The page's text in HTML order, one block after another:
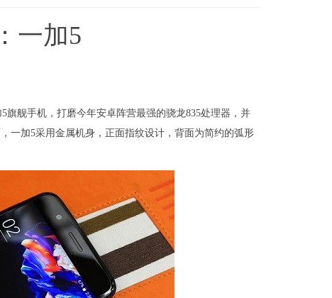
一加5
舰手机，打磨今年安卓阵营最强的骁龙835处理器，并
一加5采用金属机身，正面指纹设计，背面为简约的弧形